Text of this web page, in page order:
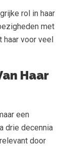
rol in haar
met
voor veel
Haar
een
drie decennia
door